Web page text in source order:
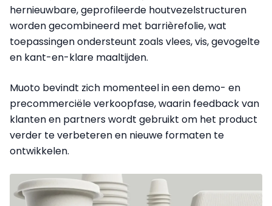
hernieuwbare, geprofileerde houtvezelstructuren
worden gecombineerd met barrièrefolie, wat
toepassingen ondersteunt zoals vlees, vis, gevogelte
en kant-en-klare maaltijden.
Muoto bevindt zich momenteel in een demo- en
precommerciële verkoopfase, waarin feedback van
klanten en partners wordt gebruikt om het product
verder te verbeteren en nieuwe formaten te
ontwikkelen.